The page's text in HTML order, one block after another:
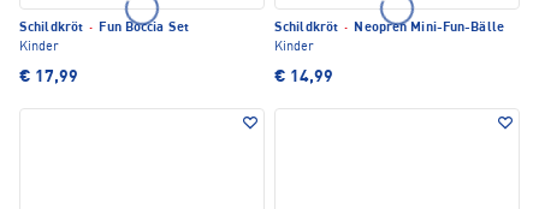
Schildkröt · Fun Boccia Set
Kinder
€ 17,99
Schildkröt · Neopren Mini-Fun-Bälle
Kinder
€ 14,99